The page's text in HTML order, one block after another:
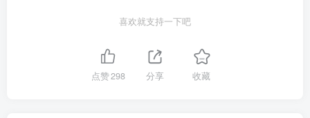
喜欢就支持一下吧
点赞298 分享 收藏